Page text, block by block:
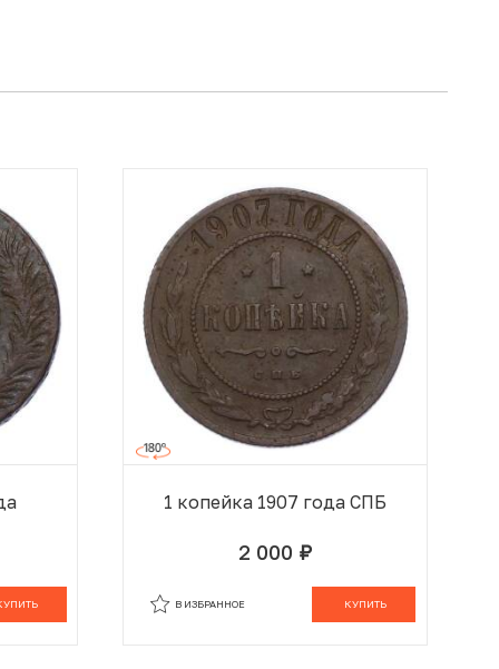
1 копейка 1907 года СПБ
2 000 руб.
КУПИТЬ
В ИЗБРАННОЕ